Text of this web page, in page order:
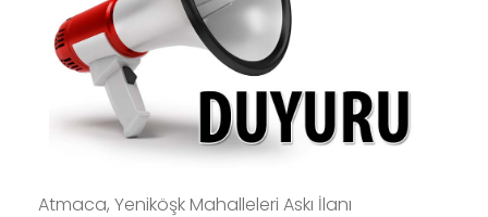
Atmaca, Yeniköşk Mahalleleri Askı İlanı